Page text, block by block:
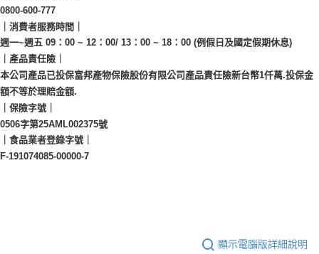
0800-600-777
｜消費者服務時間｜
週一~週五 09：00 ~ 12：00/ 13：00 ~ 18：00 (例假日及國定假期休息)
｜產品責任險｜
本公司產品已投保富邦產物保險股份有限公司產品責任險新台幣1仟萬.投保金
額不等於理賠金額.
｜保險字號｜
0506字第25AML002375號
｜食品業者登錄字號｜
F-191074085-00000-7
顯示電腦版詳細說明